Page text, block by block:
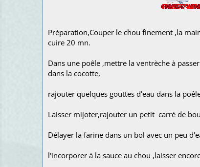
Préparation,Couper le chou finement ,la
cuire 20 mn.
Dans une poêle ,mettre la ventrèche à
dans la cocotte,
rajouter quelques gouttes d'eau dans la
Laisser mijoter,rajouter un petit carré de
Délayer la farine dans un bol avec un peu
l'incorporer à la sauce au chou ,laisser